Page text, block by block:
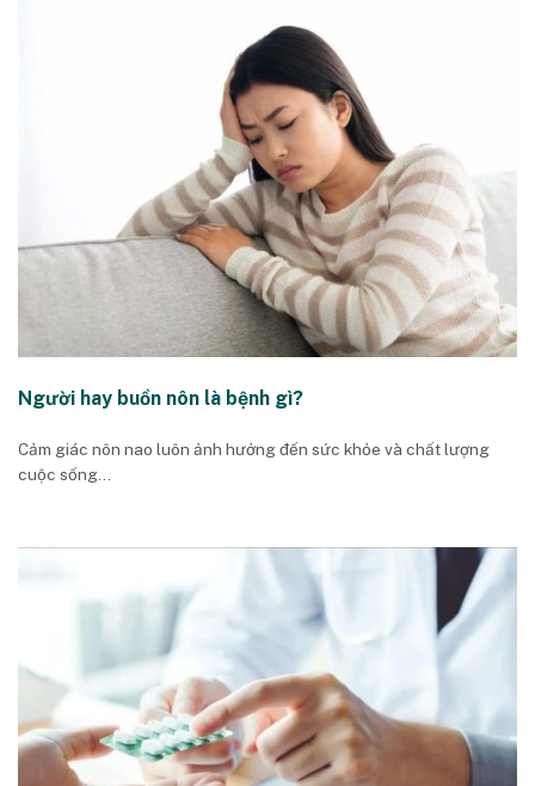
Người hay buồn nôn là bệnh gì?
Cảm giác nôn nao luôn ảnh hưởng đến sức khỏe và chất lượng
cuộc sống...